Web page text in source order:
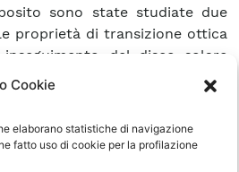
Cookie
elaborano statistiche di navigazione
fatto uso di cookie per la profilazione
sono state studiate due
proprietà di transizione ottica
del disco solare
In questo caso la soluzione è
preliminare ed il livello di
decisamente superiore a
su un principio simile.